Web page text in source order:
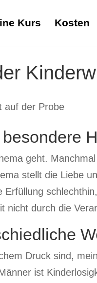
Kurs Kosten
geht.
stellt die Liebe
nicht durch die
Druck sind,
ist